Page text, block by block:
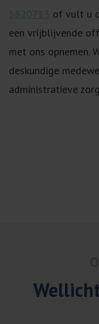
5820713 of vult u
een vrijblijvende
met ons opnemen.
deskundige
administratieve